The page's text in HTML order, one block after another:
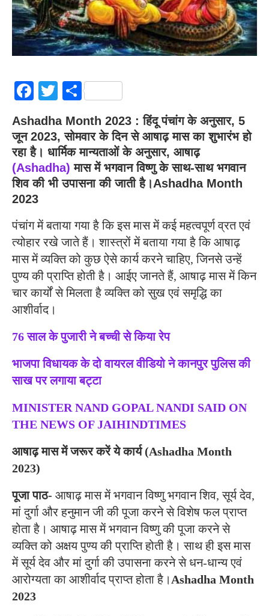
Facebook
Twitter
Share
Ashadha Month 2023 : हिंदू पंचांग के अनुसार, 5
जून 2023, सोमवार के दिन से आषाढ़ मास का शुभारंभ हो
रहा है। धार्मिक मान्यताओं के अनुसार, आषाढ़
(Ashadha)मास में भगवान विष्णु के साथ-साथ भगवान
शिव की भी उपासना की जाती है।Ashadha Month
2023
पंचांग में बताया गया है कि इस मास में कई महत्वपूर्ण व्रत एवं
त्योहार रखे जाते हैं। शास्त्रों में बताया गया है कि आषाढ़
मास में व्यक्ति को कुछ ऐसे कार्य करने चाहिए, जिनसे उन्हें
पुण्य की प्राप्ति होती है। आईए जानते हैं, आषाढ़ मास में किन
चार कार्यों से मिलता है व्यक्ति को सुख एवं समृद्धि का
आशीर्वाद।
76 साल के पुजारी ने बच्ची से किया रेप
भाजपा विधायक के दो वायरल वीडियो ने कानपुर पुलिस की
साख पर लगाया बट्टा
MINISTER NAND GOPAL NANDI SAID ON
THE NEWS OF JAIHINDTIMES
आषाढ़ मास में जरूर करें ये कार्य (Ashadha Month
2023)
पूजा पाठ- आषाढ़ मास में भगवान विष्णु भगवान शिव, सूर्य देव,
मां दुर्गा और हनुमान जी की पूजा करने से विशेष फल प्राप्त
होता है। आषाढ़ मास में भगवान विष्णु की पूजा करने से
व्यक्ति को अक्षय पुण्य की प्राप्ति होती है। साथ ही इस मास
में सूर्य देव और मां दुर्गा की उपासना करने से धन-धान्य एवं
आरोग्यता का आशीर्वाद प्राप्त होता है। Ashadha Month
2023